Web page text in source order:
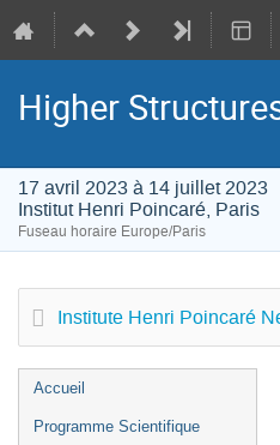
Higher
17 avril 2023 à 14 juillet 2023
Institut Henri Poincaré, Paris
Fuseau horaire Europe/Paris
Institute Henri Poincaré
Menu
de
Accueil
Programme Scientifique